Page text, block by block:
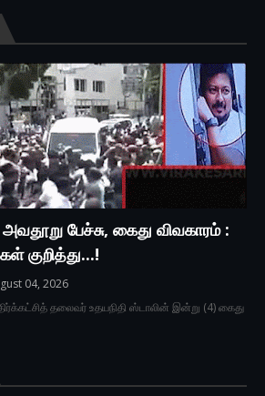
பேச்சு, கைது விவகாரம் :
குறித்து...!
04, 2026
தலைவர் உதயநிதி ஸ்டாலின் இன்று (4) கைது